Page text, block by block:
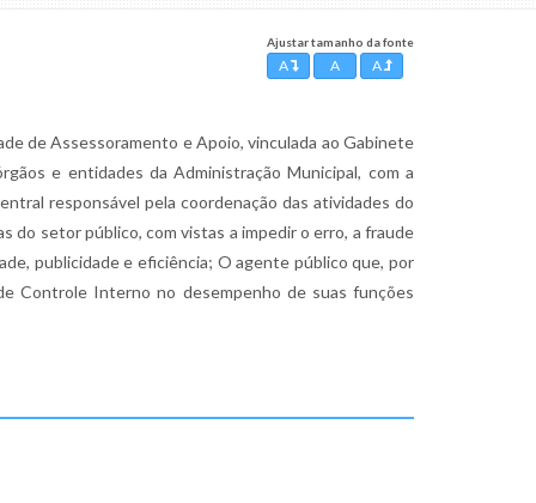
Ajustar tamanho da fonte
A A A
de Assessoramento e Apoio, vinculada ao Gabinete
e entidades da Administração Municipal, com a
responsável pela coordenação das atividades do
setor público, com vistas a impedir o erro, a fraude
publicidade e eficiência; O agente público que, por
Controle Interno no desempenho de suas funções